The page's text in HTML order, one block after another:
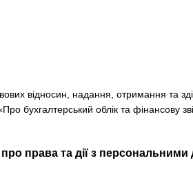
відносин, надання, отримання та
бухгалтерський облік та фінансову
права та дії з персональними